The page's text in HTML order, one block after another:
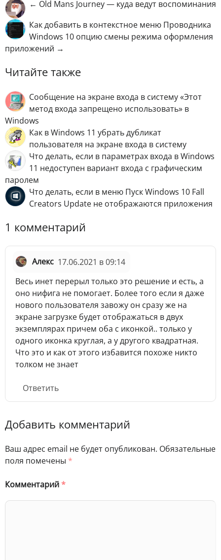
← Old Mans Journey — куда ведут воспоминания
Как добавить в контекстное меню Проводника
Windows 10 опцию смены режима оформления
приложений →
Читайте также
Сообщение на экране входа в систему «Этот
метод входа запрещено использовать» в
Windows
Как в Windows 11 убрать дубликат
пользователя на экране входа в систему
Что делать, если в параметрах входа в Windows
11 недоступен вариант входа с графическим
паролем
Что делать, если в меню Пуск Windows 10 Fall
Crеаtors Uрdate не отображаются приложения
1 комментарий
Алекс 17.06.2021 в 09:14
Весь инет перерыл только это решение и есть, а
оно нифига не помогает. Более того если я даже
нового пользователя завожу он сразу же на
экране загрузке будет отображаться в двух
экземплярах причем оба с иконкой.. только у
одного иконка круглая, а у другого квадратная.
Что это и как от этого избавится похоже никто
толком не знает
Ответить
Добавить комментарий
Ваш адрес email не будет опубликован. Обязательные
поля помечены *
Комментарий*